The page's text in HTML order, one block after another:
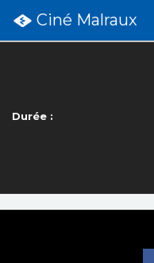
Ciné Malraux
Durée :